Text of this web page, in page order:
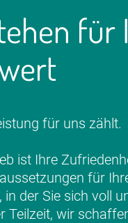
für
für uns zählt.
ist Ihre
für
in der Sie sich voll
Teilzeit, wir